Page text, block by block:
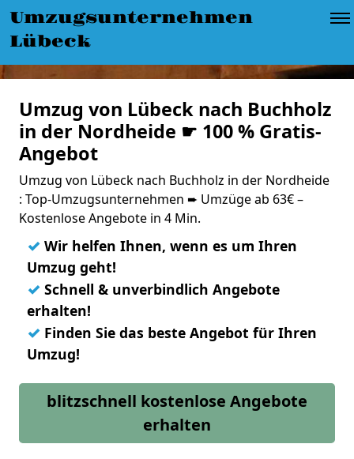
Umzugsunternehmen
Lübeck
Umzug von Lübeck nach Buchholz
in der Nordheide ☛ 100 % Gratis-
Angebot
Umzug von Lübeck nach Buchholz in der Nordheide
: Top-Umzugsunternehmen ➨ Umzüge ab 63€ –
Kostenlose Angebote in 4 Min.
✓ Wir helfen Ihnen, wenn es um Ihren
Umzug geht!
✓ Schnell & unverbindlich Angebote
erhalten!
✓ Finden Sie das beste Angebot für Ihren
Umzug!
blitzschnell kostenlose Angebote
erhalten